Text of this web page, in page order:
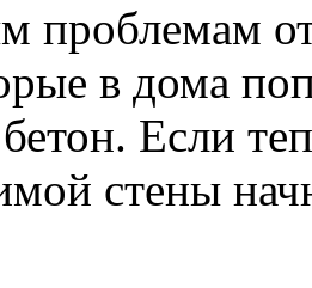
проблемам
в дома
Если
стены